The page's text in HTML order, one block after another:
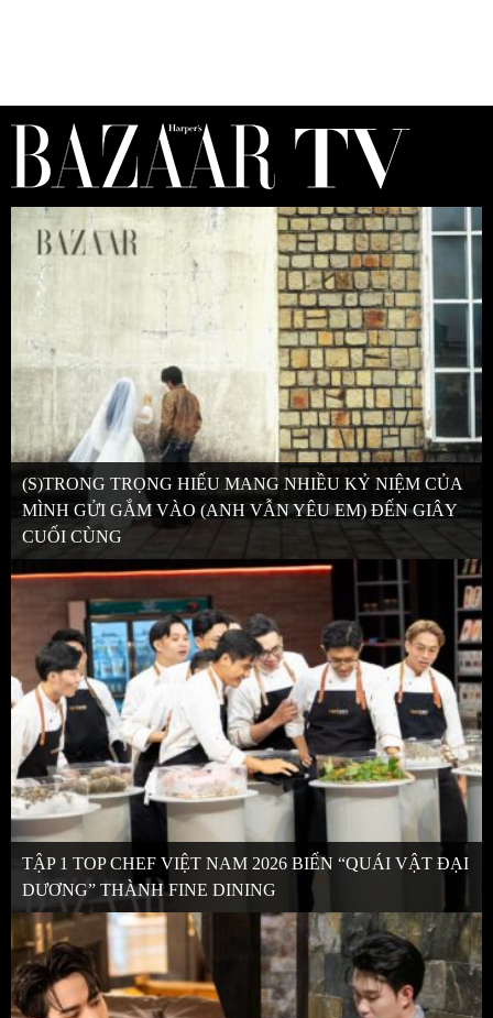
(S)TRONG TRỌNG HIẾU MANG NHIỀU KỶ NIỆM CỦA
MÌNH GỬI GẮM VÀO (ANH VẪN YÊU EM) ĐẾN GIÂY
CUỐI CÙNG
TẬP 1 TOP CHEF VIỆT NAM 2026 BIẾN “QUÁI VẬT ĐẠI
DƯƠNG” THÀNH FINE DINING